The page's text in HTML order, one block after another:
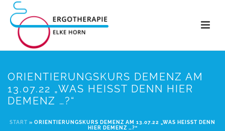
ORIENTIERUNGSKURS DEMENZ AM
13.07.22 „WAS HEISST DENN HIER D
EMENZ …?“
START » ORIENTIERUNGSKURS DEMENZ AM 13.07.22 „WAS HEISST DENN H
IER DEMENZ …?“